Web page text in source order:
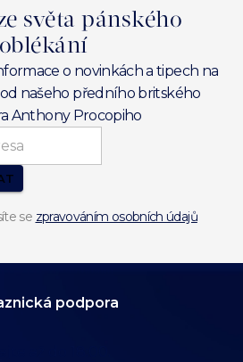
světa pánského
oblékání
o novinkách a tipech na
našeho předního britského
Anthony Procopiho
se zpravováním osobních údajů
podpora